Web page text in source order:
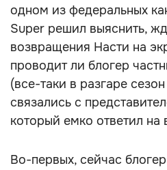
одном из федеральных
Super решил выяснить,
возвращения Насти на
проводит ли блогер
(все-таки в разгаре
связались с
который емко ответил на
Во-первых, сейчас